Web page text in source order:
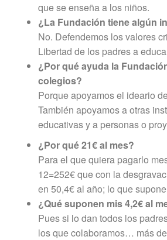
que se enseña a los niños.
¿La Fundación tiene algún
No. Defendemos los valores
Libertad de los padres a
¿Por qué ayuda la
colegios?
Porque apoyamos el ideario
También apoyamos a otras
educativas y a personas o
¿Por qué 21€ al mes?
Para el que quiera pagarlo
12=252€ que con la
en 50,4€ al año; lo que
¿Qué suponen mis 4,2€ al
Pues si lo dan todos los
los que colaboramos… más